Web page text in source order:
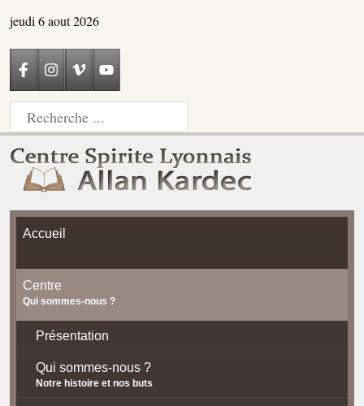
jeudi 6 aout 2026
Accueil
Centre
Qui sommes-nous ?
Présentation
Qui sommes-nous ?
Notre histoire et nos buts